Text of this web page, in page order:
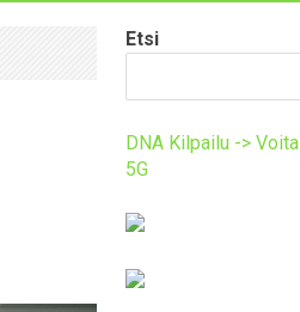
Etsi
DNA Kilpailu ->
5G